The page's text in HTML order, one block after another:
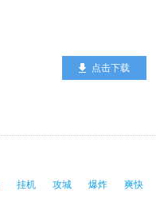
点击下载
挂机 攻城 爆炸
爽快